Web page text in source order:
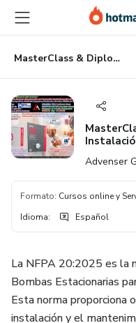
principal
página
de
página
MasterClass & Diplomado Internacional: Instalación de Bombas Estacionarias de Protección Contraincendios NFPA 20:2025
Advenser
Formato: Cursos online y
Idioma: Español
La NFPA 20:2025 es la
Bombas Estacionarias
Esta norma proporciona
instalación y el